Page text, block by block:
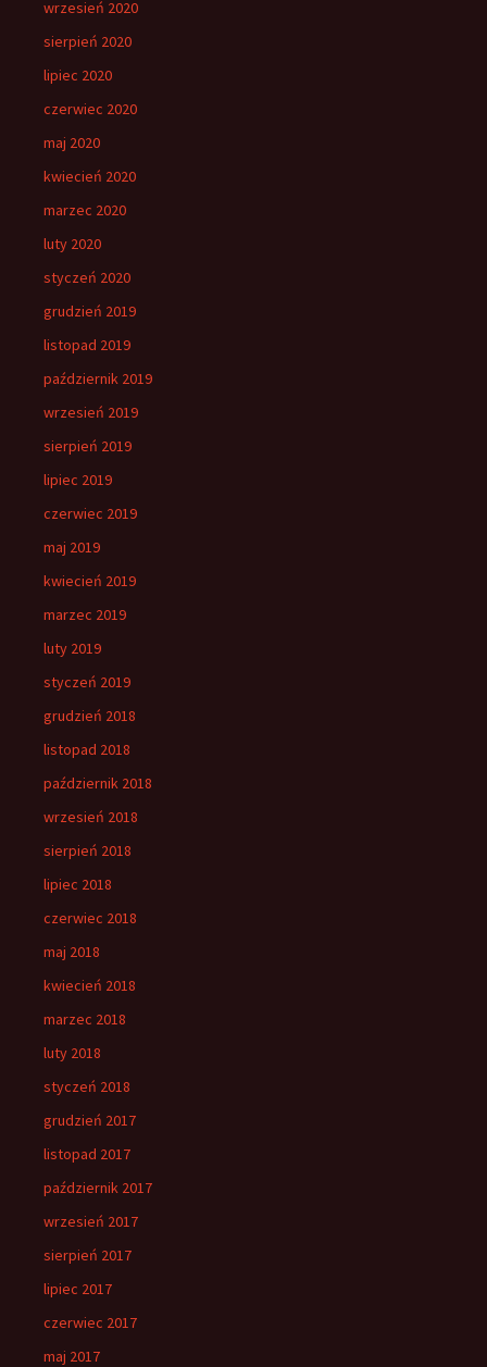
wrzesień 2020
sierpień 2020
lipiec 2020
czerwiec 2020
maj 2020
kwiecień 2020
marzec 2020
luty 2020
styczeń 2020
grudzień 2019
listopad 2019
październik 2019
wrzesień 2019
sierpień 2019
lipiec 2019
czerwiec 2019
maj 2019
kwiecień 2019
marzec 2019
luty 2019
styczeń 2019
grudzień 2018
listopad 2018
październik 2018
wrzesień 2018
sierpień 2018
lipiec 2018
czerwiec 2018
maj 2018
kwiecień 2018
marzec 2018
luty 2018
styczeń 2018
grudzień 2017
listopad 2017
październik 2017
wrzesień 2017
sierpień 2017
lipiec 2017
czerwiec 2017
maj 2017